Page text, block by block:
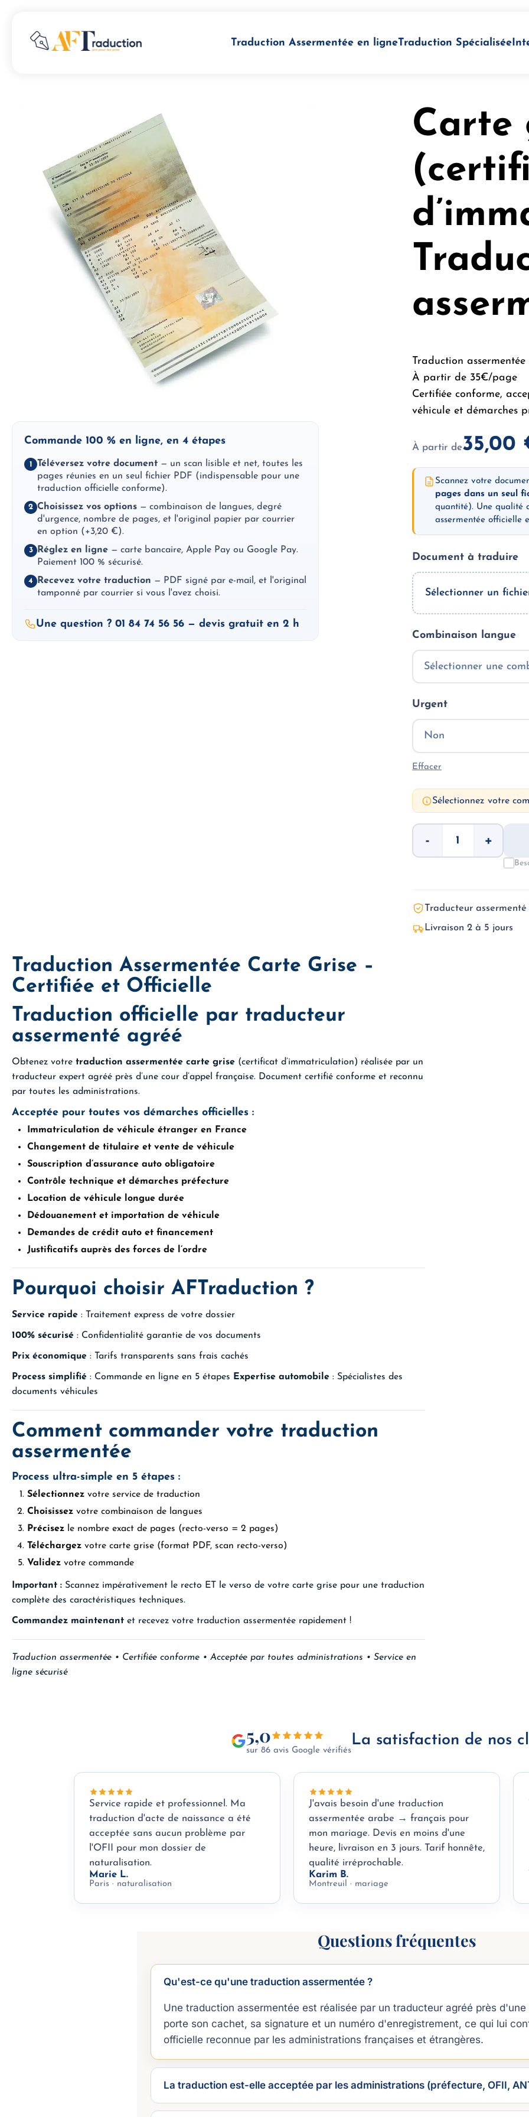
Traduction Assermentée en ligneTraduction Spécialisée
Commande 100 % en ligne, en 4 étapes
1 Téléversez votre document — un scan lisible et net, toutes les
pages réunies en un seul fichier PDF (indispensable pour une
traduction officielle conforme).
2 Choisissez vos options — combinaison de langues, degré
d'urgence, nombre de pages, et l'original papier par courrier
en option (+3,20 €).
3 Réglez en ligne — carte bancaire, Apple Pay ou Google Pay.
Paiement 100 % sécurisé.
4 Recevez votre traduction — PDF signé par e-mail, et l'original
tamponné par courrier si vous l'avez choisi.
Une question ? 01 84 74 56 56 — devis gratuit en 2 h
Carte
Traduction
À partir de 35€/page
Certifiée conforme,
véhicule et démarches
À partir de35,00
Scannez votre
pages dans un seul
quantité). Une qualité
assermentée officielle
Document à traduire
Sélectionner un
Combinaison langue
Urgent
Effacer
Sélectionnez votre
-
Traduction
+
Traducteur
Livraison 2 à 5 jours
Traduction Assermentée Carte Grise –
Certifiée et Officielle
Traduction officielle par traducteur
assermenté agréé
Obtenez votre traduction assermentée carte grise (certificat d’immatriculation) réalisée par un
traducteur expert agréé près d’une cour d’appel française. Document certifié conforme et reconnu
par toutes les administrations.
Acceptée pour toutes vos démarches officielles :
Immatriculation de véhicule étranger en France
Changement de titulaire et vente de véhicule
Souscription d’assurance auto obligatoire
Contrôle technique et démarches préfecture
Location de véhicule longue durée
Dédouanement et importation de véhicule
Demandes de crédit auto et financement
Justificatifs auprès des forces de l’ordre
Pourquoi choisir AFTraduction ?
Service rapide : Traitement express de votre dossier
100% sécurisé : Confidentialité garantie de vos documents
Prix économique : Tarifs transparents sans frais cachés
Process simplifié : Commande en ligne en 5 étapes Expertise automobile : Spécialistes des
documents véhicules
Comment commander votre traduction
assermentée
Process ultra-simple en 5 étapes :
Sélectionnez votre service de traduction
Choisissez votre combinaison de langues
Précisez le nombre exact de pages (recto-verso = 2 pages)
Téléchargez votre carte grise (format PDF, scan recto-verso)
Validez votre commande
Important : Scannez impérativement le recto ET le verso de votre carte grise pour une traduction
complète des caractéristiques techniques.
Commandez maintenant et recevez votre traduction assermentée rapidement !
Traduction assermentée • Certifiée conforme • Acceptée par toutes administrations • Service en
ligne sécurisé
5,0
sur 86 avis Google vérifiés
La satisfaction de nos
Service rapide et professionnel. Ma
traduction d'acte de naissance a été
acceptée sans aucun problème par
l'OFII pour mon dossier de
naturalisation.
Marie L.
Paris · naturalisation
J'avais besoin d'une traduction
assermentée arabe → français pour
mon mariage. Devis en moins d'une
heure, livraison en 3 jours. Tarif honnête,
qualité irréprochable.
Karim B.
Montreuil · mariage
Questions fréquentes
Qu'est-ce qu'une traduction assermentée ?
Une traduction assermentée est réalisée par un traducteur agréé près
porte son cachet, sa signature et un numéro d'enregistrement, ce qui lui
officielle reconnue par les administrations françaises et étrangères.
La traduction est-elle acceptée par les administrations (préfecture, OFII,